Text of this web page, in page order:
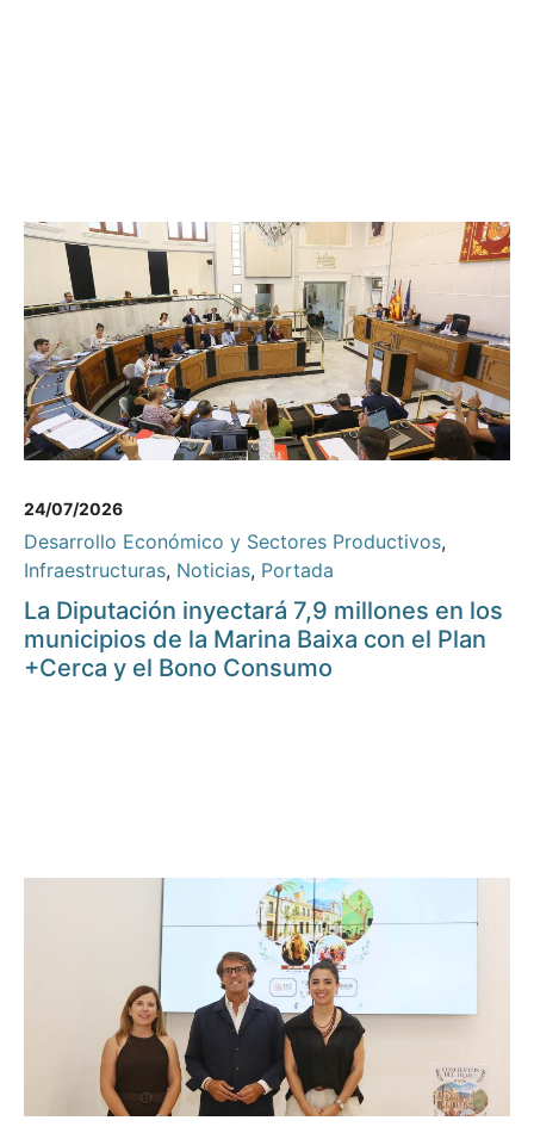
24/07/2026
Desarrollo Económico y Sectores Productivos,
Infraestructuras, Noticias, Portada
La Diputación inyectará 7,9 millones en los
municipios de la Marina Baixa con el Plan
+Cerca y el Bono Consumo